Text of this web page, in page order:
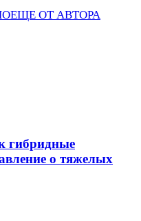
ЕЩЕ ОТ АВТОРА
гибридные
о тяжелых